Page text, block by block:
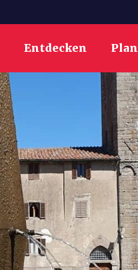
Entdecken